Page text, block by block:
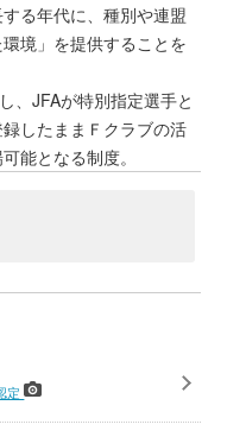
る年代に、種別や連盟
境」を提供することを
、JFAが特別指定選手と
したままＦクラブの活
能となる制度。
定